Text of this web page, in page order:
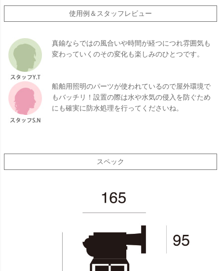
使用例＆スタッフレビュー
真鍮ならではの風合いや時間が経つにつれ雰囲気も
変わっていくのその変化も楽しみのひとつです。
船舶用照明のパーツが使われているので屋外環境で
もバッチリ！設置の際は水や水気の侵入を防ぐため
にも確実に防水処理を行ってくださいね。
スペック